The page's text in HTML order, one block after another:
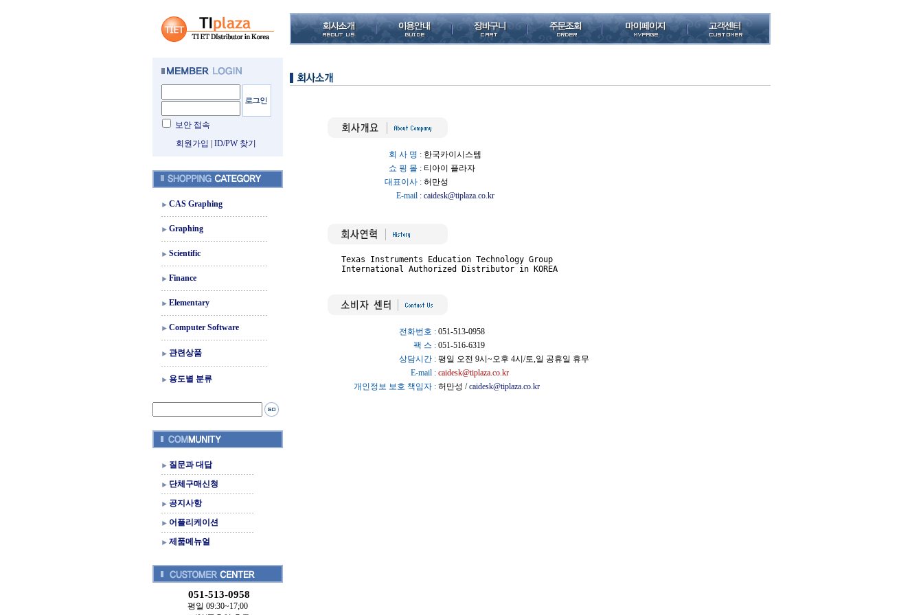
보안 접속
회원가입
ID/PW 찾기
CAS Graphing
Graphing
Scientific
Finance
Elementary
Computer Software
관련상품
용도별 분류
질문과 대답
단체구매신청
공지사항
어플리케이션
제품메뉴얼
051-513-0958
평일 09:30~17;00
회 사 명 : 한국카이시스템
쇼 핑 몰 : 티아이 플라자
대표이사 : 허만성
E-mail : caidesk@tiplaza.co.kr
Texas Instruments Education Technology Group
International Authorized Distributor in KOREA
전화번호 : 051-513-0958
팩 스 : 051-516-6319
상담시간 : 평일 오전 9시~오후 4시/토,일 공휴일 휴무
E-mail : caidesk@tiplaza.co.kr
개인정보 보호 책임자 : 허만성 /caidesk@tiplaza.co.kr